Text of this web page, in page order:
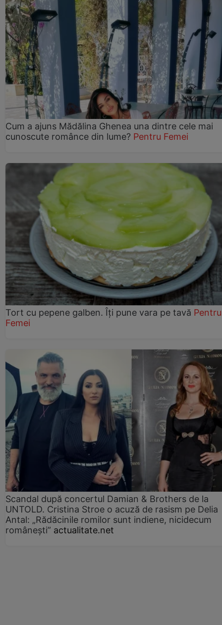
Cum a ajuns Mădălina Ghenea una dintre cele mai
cunoscute românce din lume? Pentru Femei
Tort cu pepene galben. Îți pune vara pe tavă Pentru
Femei
Scandal după concertul Damian & Brothers de la
UNTOLD. Cristina Stroe o acuză de rasism pe Delia
Antal: „Rădăcinile romilor sunt indiene, nicidecum
românești” actualitate.net